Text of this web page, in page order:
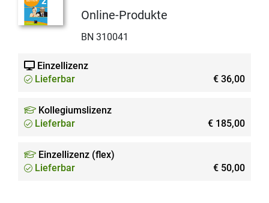
Online-Produkte
BN 310041
Einzellizenz
Lieferbar
€ 36,00
Kollegiumslizenz
Lieferbar
€ 185,00
Einzellizenz (flex)
Lieferbar
€ 50,00